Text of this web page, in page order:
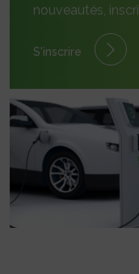
nouveautés,
S'inscrire